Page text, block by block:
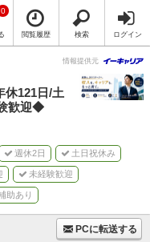
0
閲覧履歴 検索 ログイン
情報提供元
121日/土
歓迎◆
週休2日 土日祝休み
未経験歓迎
助あり
PCに転送する